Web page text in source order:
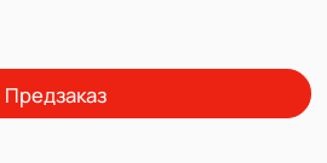
Предзаказ